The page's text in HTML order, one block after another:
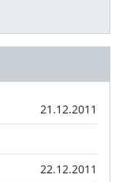
21.12.2011
22.12.2011